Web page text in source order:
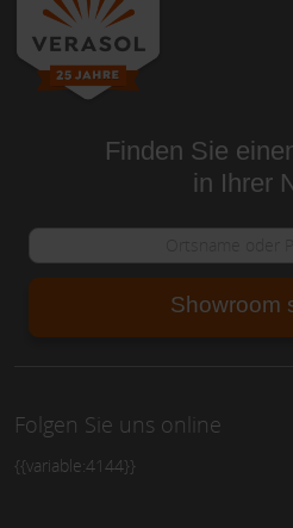
Finden Sie
in Ihrer
Showroom
Folgen Sie uns online
{{variable:4144}}